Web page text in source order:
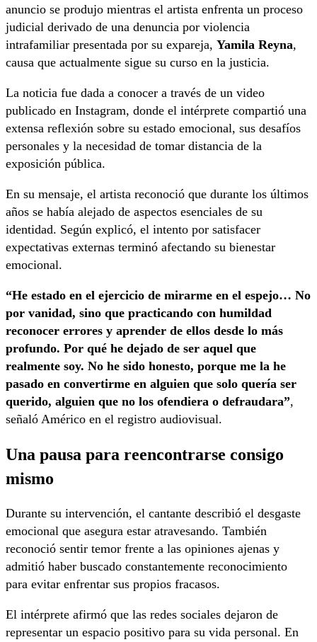
anuncio se produjo mientras el artista enfrenta un proceso
judicial derivado de una denuncia por violencia
intrafamiliar presentada por su expareja, Yamila Reyna,
causa que actualmente sigue su curso en la justicia.
La noticia fue dada a conocer a través de un video
publicado en Instagram, donde el intérprete compartió una
extensa reflexión sobre su estado emocional, sus desafíos
personales y la necesidad de tomar distancia de la
exposición pública.
En su mensaje, el artista reconoció que durante los últimos
años se había alejado de aspectos esenciales de su
identidad. Según explicó, el intento por satisfacer
expectativas externas terminó afectando su bienestar
emocional.
“He estado en el ejercicio de mirarme en el espejo… No
por vanidad, sino que practicando con humildad
reconocer errores y aprender de ellos desde lo más
profundo. Por qué he dejado de ser aquel que
realmente soy. No he sido honesto, porque me la he
pasado en convertirme en alguien que solo quería ser
querido, alguien que no los ofendiera o defraudara”,
señaló Américo en el registro audiovisual.
Una pausa para reencontrarse consigo
mismo
Durante su intervención, el cantante describió el desgaste
emocional que asegura estar atravesando. También
reconoció sentir temor frente a las opiniones ajenas y
admitió haber buscado constantemente reconocimiento
para evitar enfrentar sus propios fracasos.
El intérprete afirmó que las redes sociales dejaron de
representar un espacio positivo para su vida personal. En